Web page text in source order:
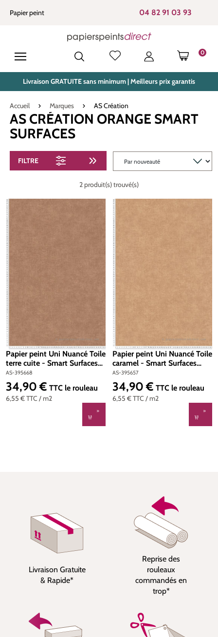
principal
Papier peint 04 82 91 03 93
0
LE
Livraison GRATUITE sans minimum | Meilleurs prix garantis
Accueil Marques AS Création
AS CRÉATION ORANGE SMART
SURFACES
FILTRE
2 produit(s) trouvé(s)
Papier peint Uni Nuancé Toile
terre cuite - Smart Surfaces
d'A.S. Création | Réf. AS-
395668
AS-395668
6,55 €TTC / m2
Prix régulier :
34,90 € TTC le rouleau
Papier peint Uni Nuancé Toile
caramel - Smart Surfaces
d'A.S. Création | Réf. AS-
395657
AS-395657
6,55 €TTC / m2
Prix régulier :
34,90 € TTC le rouleau
Livraison Gratuite
& Rapide*
Reprise des
rouleaux
commandés en
trop*